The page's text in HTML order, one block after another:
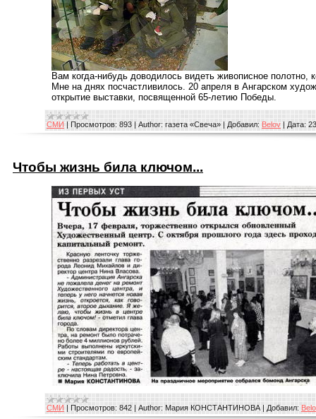
Вам когда-нибудь доводилось видеть живописное полотно,
Мне на днях посчастливилось. 20 апреля в Ангарском
открытие выставки, посвященной 65-летию Победы.
СМИ | Просмотров: 893 | Author: газета «Свеча» | Добавил: Belov | Дата:
Чтобы жизнь била ключом...
СМИ | Просмотров: 842 | Author: Мария КОНСТАНТИНОВА | Добавил: